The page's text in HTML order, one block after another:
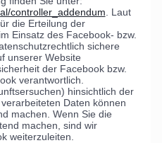
controller_addendum . Laut
die Erteilung der
Einsatz des Facebook- bzw.
sichere
unserer Website
der Facebook bzw.
verantwortlich.
hinsichtlich der
Daten können
machen. Wenn Sie die
machen, sind wir
weiterzuleiten.